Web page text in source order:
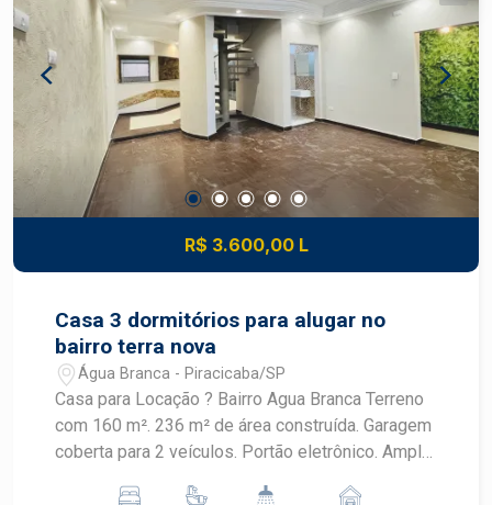
R$ 3.600,00 L
Casa 3 dormitórios para alugar no
bairro terra nova
Água Branca - Piracicaba/SP
Casa para Locação ? Bairro Agua Branca Terreno
com 160 m². 236 m² de área construída. Garagem
coberta para 2 veículos. Portão eletrônico. Ampla